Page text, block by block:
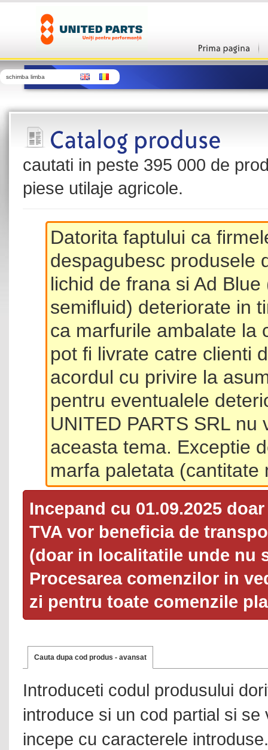
schimba limba
cautati in peste 395 000 de
piese utilaje agricole.
Datorita faptului ca
despagubesc produsele
lichid de frana si Ad
semifluid) deteriorate in
ca marfurile ambalate la
pot fi livrate catre clienti
acordul cu privire la
pentru eventualele
UNITED PARTS SRL
aceasta tema. Exceptie
marfa paletata (cantitate
Incepand cu 01.09.2025
TVA vor beneficia de
(doar in localitatile unde nu
Procesarea comenzilor in
zi pentru toate comenzile
Cauta dupa cod produs - avansat
Introduceti codul produsului
introduce si un cod partial si
incepe cu caracterele introduse.